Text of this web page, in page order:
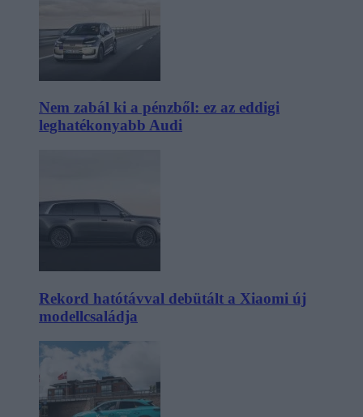
Nem zabál ki a pénzből: ez az eddigi
leghatékonyabb Audi
Rekord hatótávval debütált a Xiaomi új
modellcsaládja